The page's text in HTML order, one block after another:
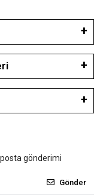
gönderimi
Gönder